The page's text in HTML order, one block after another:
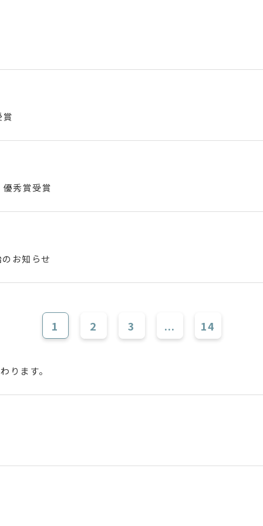
秀賞受賞
お知らせ
1 2 3 ... 14
ります。